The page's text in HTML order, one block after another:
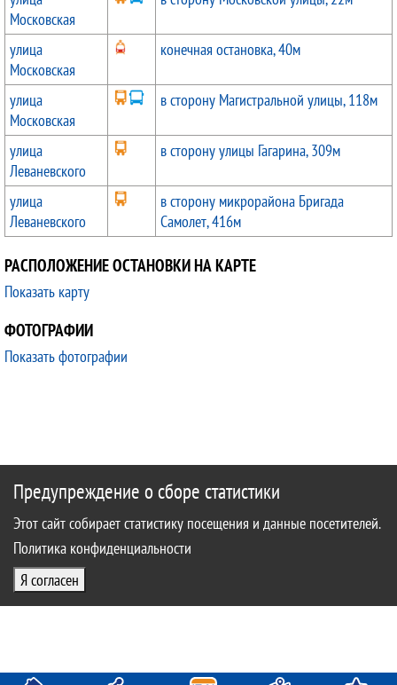
Московская
улица
Московская
конечная остановка, 40м
улица
Московская
в сторону Магистральной улицы, 118м
улица
Леваневского
в сторону улицы Гагарина, 309м
улица
Леваневского
в сторону микрорайона Бригада
Самолет, 416м
РАСПОЛОЖЕНИЕ ОСТАНОВКИ НА КАРТЕ
Показать карту
ФОТОГРАФИИ
Показать фотографии
Предупреждение о сборе статистики
Этот сайт собирает статистику посещения и данные посетителей.
Политика конфиденциальности
Я согласен